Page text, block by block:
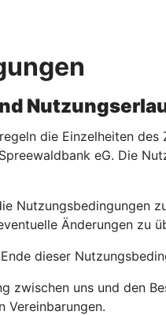
die Einzelheiten
eG. Die
Nutzungsbedingungen
Änderungen zu
dieser
zwischen uns und den
Vereinbarungen.